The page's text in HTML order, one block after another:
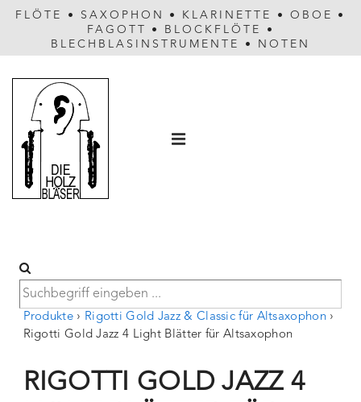
FLÖTE • SAXOPHON • KLARINETTE • OBOE
•
FAGOTT
• BLOCKFLÖTE
•
BLECHBLASINSTRUMENTE
• NOTEN
Produkte › Rigotti Gold Jazz & Classic für Altsaxophon ›
Rigotti Gold Jazz 4 Light Blätter für Altsaxophon
RIGOTTI GOLD JAZZ 4